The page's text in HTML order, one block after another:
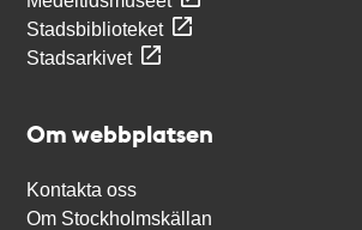
Stadsbiblioteket
Stadsarkivet
Om webbplatsen
Kontakta oss
Om Stockholmskällan